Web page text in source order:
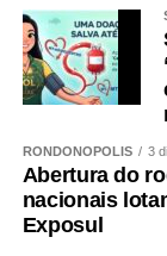
RONDONÓPOLIS 3
Abertura do
nacionais
Exposul